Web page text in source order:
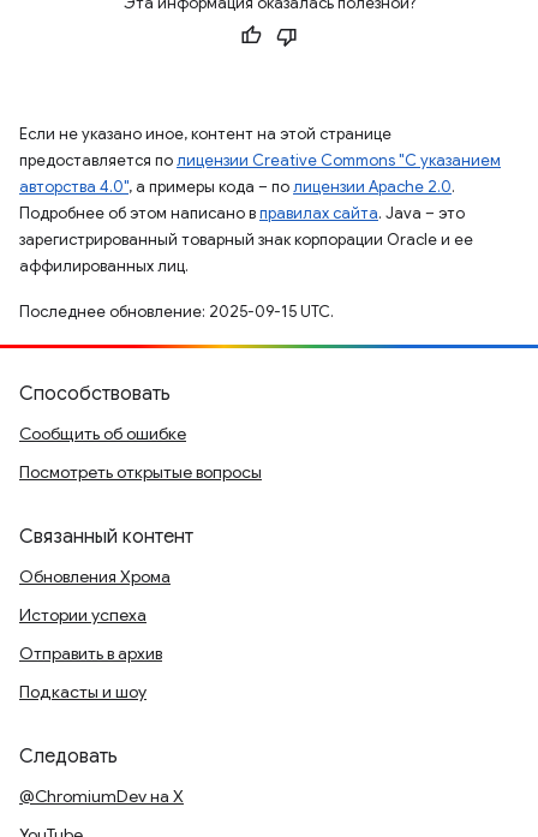
Если не указано иное, контент на этой странице
предоставляется полицензии Creative Commons "С указанием
авторства 4.0", а примеры кода – полицензии Apache 2.0.
Подробнее об этом написано вправилах сайта. Java – это
зарегистрированный товарный знак корпорации Oracle и ее
аффилированных лиц.
Последнее обновление: 2025-09-15 UTC.
Способствовать
Сообщить об ошибке
Посмотреть открытые вопросы
Связанный контент
Обновления Хрома
Истории успеха
Отправить в архив
Подкасты и шоу
Следовать
@ChromiumDev на X